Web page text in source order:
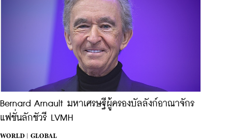
Bernard Arnault มหาเศรษฐีผู้ครองบัลลังก์อาณาจักร
แฟชั่นลักชัวรี LVMH
WORLD |
GLOBAL